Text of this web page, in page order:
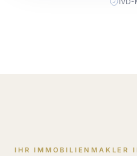
IHR IMMOBILIENMAKLER